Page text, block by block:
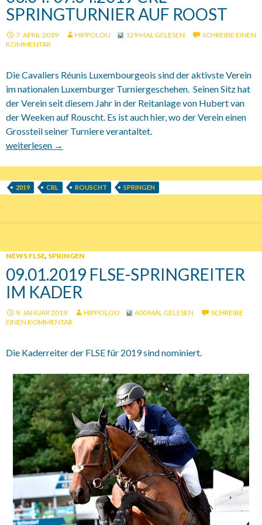
SPRINGTURNIER AUF ROOST
7. APRIL 2019 HIPPOLOU 129 MAL GELESEN
SCHREIBE EINEN
KOMMENTAR
Die Cavaliers Réunis Luxembourgeois sind der aktivste Verein
im nationalen Luxemburger Turniergeschehen. Seinen Sitz hat
der Verein seit diesem Jahr in der Reitanlage von Hubert van
der Weeken auf Rouscht. Es ist auch hier, wo der Verein einen
Grossteil seiner Turniere verantaltet.
06.04.-07.04.2019 CRL Springturnier auf Roost
weiterlesen →
2019 CRL ROUSCHT SPRINGEN
NEWS FLSE, SPRINGEN
09.01.2019 FLSE-SPRINGREITER
IM KADER
9. JANUAR 2019 HIPPOLOU 600 MAL GELESEN
SCHREIBE
EINEN KOMMENTAR
Die Kaderreiter der FLSE für 2019 sind nominiert.